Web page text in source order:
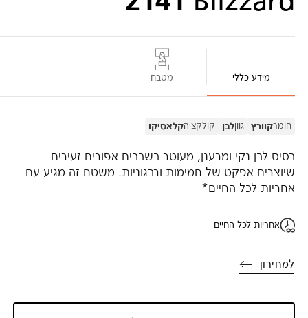
מידע כללי מטבח
חומרקוורץ גווןלבן קולקציהקלאסיקו
בסיס לבן נקי ומרענן, מעוטר בשבבים אפורים זעירים
שיוצרים אפקט של חמימות ורבגוניות. משטח זה מגיע עם
אחריות לכל החיים*
אחריות לכל החיים
למחירון